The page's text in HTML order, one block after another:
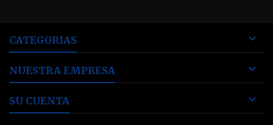
CATEGORIAS 
NUESTRA EMPRESA 
SU CUENTA 